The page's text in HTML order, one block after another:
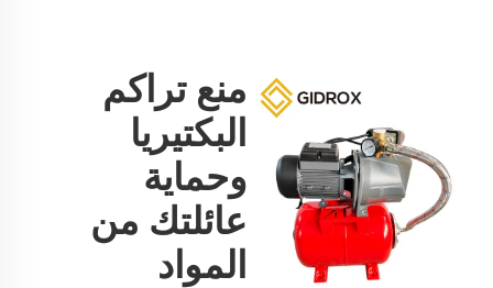
منع تراكم
البكتيريا
وحماية
عائلتك من
المواد